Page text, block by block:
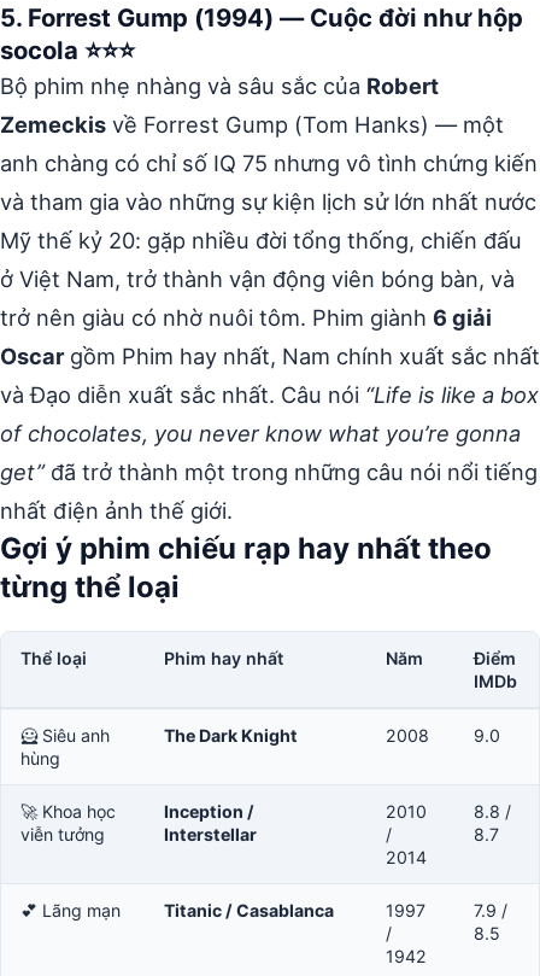
5. Forrest Gump (1994) — Cuộc đời như hộp
socola ⭐⭐⭐
Bộ phim nhẹ nhàng và sâu sắc của Robert
Zemeckis về Forrest Gump (Tom Hanks) — một
anh chàng có chỉ số IQ 75 nhưng vô tình chứng kiến
và tham gia vào những sự kiện lịch sử lớn nhất nước
Mỹ thế kỷ 20: gặp nhiều đời tổng thống, chiến đấu
ở Việt Nam, trở thành vận động viên bóng bàn, và
trở nên giàu có nhờ nuôi tôm. Phim giành 6 giải
Oscargồm Phim hay nhất, Nam chính xuất sắc nhất
và Đạo diễn xuất sắc nhất. Câu nói “Life is like a box
of chocolates, you never know what you’re gonna
get”đã trở thành một trong những câu nói nổi tiếng
nhất điện ảnh thế giới.
Gợi ý phim chiếu rạp hay nhất theo
từng thể loại
Thể loại Phim hay nhất Năm
Điểm
IMDb
🦸 Siêu anh
hùng
The Dark Knight 2008 9.0
🚀 Khoa học
viễn tưởng
Inception /
Interstellar
2010
/
2014
8.8 /
8.7
💕 Lãng mạn Titanic / Casablanca
1997
/
1942
7.9 /
8.5